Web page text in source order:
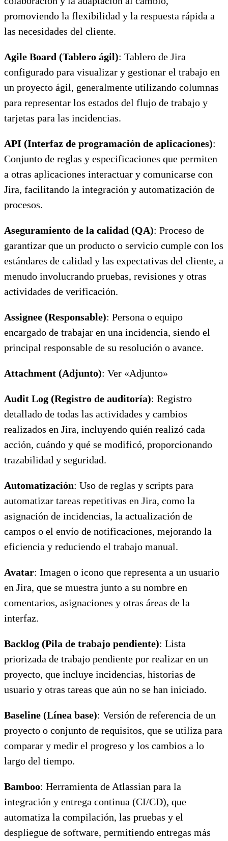
promoviendo la flexibilidad y la respuesta rápida a
las necesidades del cliente.
Agile Board (Tablero ágil): Tablero de Jira
configurado para visualizar y gestionar el trabajo en
un proyecto ágil, generalmente utilizando columnas
para representar los estados del flujo de trabajo y
tarjetas para las incidencias.
API (Interfaz de programación de aplicaciones):
Conjunto de reglas y especificaciones que permiten
a otras aplicaciones interactuar y comunicarse con
Jira, facilitando la integración y automatización de
procesos.
Aseguramiento de la calidad (QA): Proceso de
garantizar que un producto o servicio cumple con los
estándares de calidad y las expectativas del cliente, a
menudo involucrando pruebas, revisiones y otras
actividades de verificación.
Assignee (Responsable): Persona o equipo
encargado de trabajar en una incidencia, siendo el
principal responsable de su resolución o avance.
Attachment (Adjunto): Ver «Adjunto»
Audit Log (Registro de auditoría): Registro
detallado de todas las actividades y cambios
realizados en Jira, incluyendo quién realizó cada
acción, cuándo y qué se modificó, proporcionando
trazabilidad y seguridad.
Automatización: Uso de reglas y scripts para
automatizar tareas repetitivas en Jira, como la
asignación de incidencias, la actualización de
campos o el envío de notificaciones, mejorando la
eficiencia y reduciendo el trabajo manual.
Avatar: Imagen o icono que representa a un usuario
en Jira, que se muestra junto a su nombre en
comentarios, asignaciones y otras áreas de la
interfaz.
Backlog (Pila de trabajo pendiente): Lista
priorizada de trabajo pendiente por realizar en un
proyecto, que incluye incidencias, historias de
usuario y otras tareas que aún no se han iniciado.
Baseline (Línea base): Versión de referencia de un
proyecto o conjunto de requisitos, que se utiliza para
comparar y medir el progreso y los cambios a lo
largo del tiempo.
Bamboo: Herramienta de Atlassian para la
integración y entrega continua (CI/CD), que
automatiza la compilación, las pruebas y el
despliegue de software, permitiendo entregas más